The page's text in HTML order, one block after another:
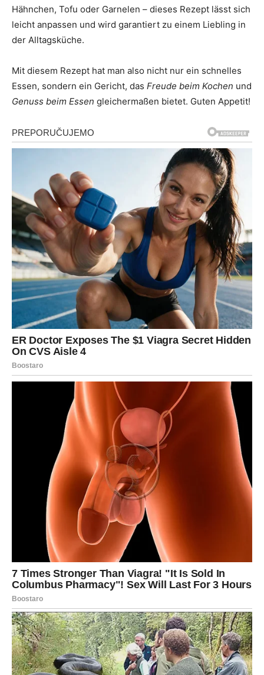
Hähnchen, Tofu oder Garnelen – dieses Rezept lässt sich
leicht anpassen und wird garantiert zu einem Liebling in
der Alltagsküche.
Mit diesem Rezept hat man also nicht nur ein schnelles
Essen, sondern ein Gericht, das Freude beim Kochen und
Genuss beim Essen gleichermaßen bietet. Guten Appetit!